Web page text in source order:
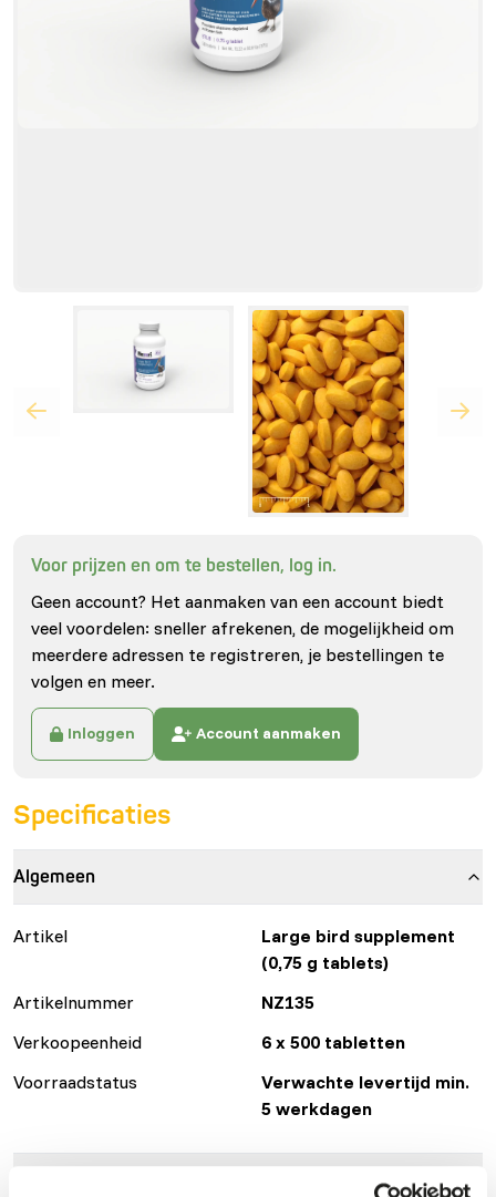
Voor prijzen en om te bestellen, log in.
Geen account? Het aanmaken van een account biedt
veel voordelen: sneller afrekenen, de mogelijkheid om
meerdere adressen te registreren, je bestellingen te
volgen en meer.
Inloggen Account aanmaken
Specificaties
Algemeen
Artikel
Large bird supplement
(0,75 g tablets)
Artikelnummer
NZ135
Verkoopeenheid
6 x 500 tabletten
Voorraadstatus
Verwachte levertijd min.
5 werkdagen